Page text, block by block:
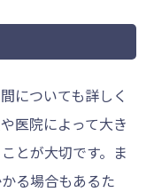
についても詳しく
医院によって大き
とが大切です。ま
る場合もあるた